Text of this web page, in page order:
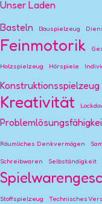
Unser Laden
Basteln Bauspielzeug
Feinmotorik
Holzspielzeug Hörspiele
Konstruktionsspielzeug
Kreativität
Räumliches Denkvermögen
Schreibwaren Selbständigkeit
Stoffspielzeug Technisches